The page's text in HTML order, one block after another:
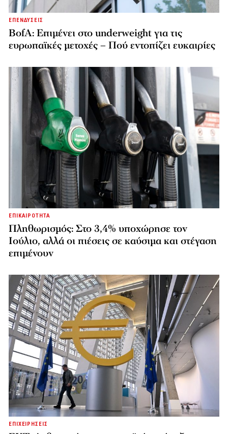
ΕΠΕΝΔΥΣΕΙΣ
BofA: Επιμένει στο underweight για τις
ευρωπαϊκές μετοχές – Πού εντοπίζει ευκαιρίες
ΕΠΙΚΑΙΡΟΤΗΤΑ
Πληθωρισμός: Στο 3,4% υποχώρησε τον
Ιούλιο, αλλά οι πιέσεις σε καύσιμα και στέγαση
επιμένουν
ΕΠΙΧΕΙΡΗΣΕΙΣ